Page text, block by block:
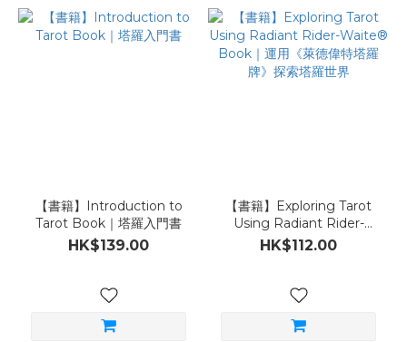
【書籍】Introduction to
Tarot Book｜塔羅入門書
HK$139.00
【書籍】Exploring Tarot
Using Radiant Rider-
Waite® Book｜運用《萊德
偉特塔羅牌》探索塔羅世界
HK$112.00